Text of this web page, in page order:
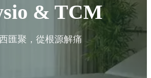
& TCM
匯聚，從根源解痛